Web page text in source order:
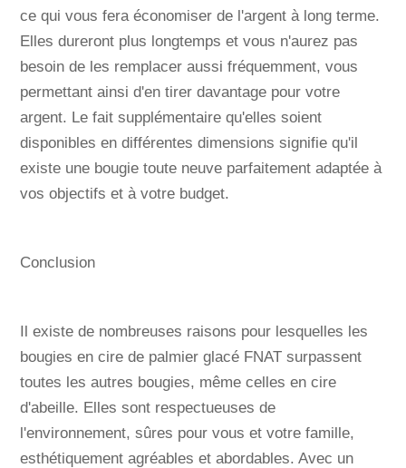
ce qui vous fera économiser de l'argent à long terme.
Elles dureront plus longtemps et vous n'aurez pas
besoin de les remplacer aussi fréquemment, vous
permettant ainsi d'en tirer davantage pour votre
argent. Le fait supplémentaire qu'elles soient
disponibles en différentes dimensions signifie qu'il
existe une bougie toute neuve parfaitement adaptée à
vos objectifs et à votre budget.
Conclusion
Il existe de nombreuses raisons pour lesquelles les
bougies en cire de palmier glacé FNAT surpassent
toutes les autres bougies, même celles en cire
d'abeille. Elles sont respectueuses de
l'environnement, sûres pour vous et votre famille,
esthétiquement agréables et abordables. Avec un